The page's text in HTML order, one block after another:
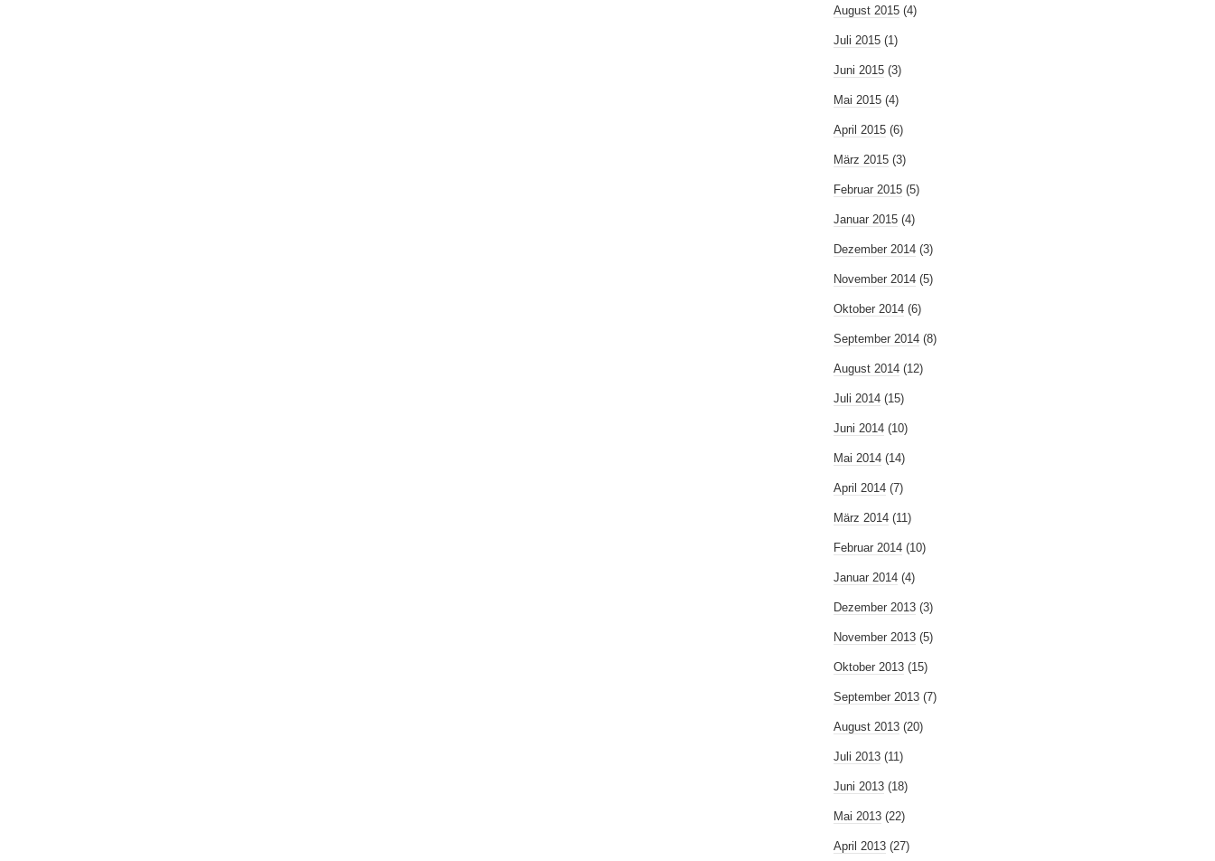
August 2015 (4)
Juli 2015 (1)
Juni 2015 (3)
Mai 2015 (4)
April 2015 (6)
März 2015 (3)
Februar 2015 (5)
Januar 2015 (4)
Dezember 2014 (3)
November 2014 (5)
Oktober 2014 (6)
September 2014 (8)
August 2014 (12)
Juli 2014 (15)
Juni 2014 (10)
Mai 2014 (14)
April 2014 (7)
März 2014 (11)
Februar 2014 (10)
Januar 2014 (4)
Dezember 2013 (3)
November 2013 (5)
Oktober 2013 (15)
September 2013 (7)
August 2013 (20)
Juli 2013 (11)
Juni 2013 (18)
Mai 2013 (22)
April 2013 (27)